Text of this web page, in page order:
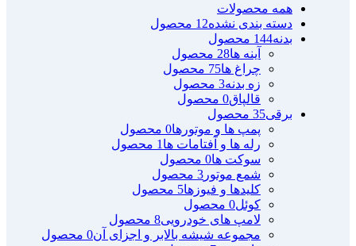
همه محصولات
دسته بندی نشده12 محصول
بدنه144 محصول
آینه ها28 محصول
چراغ ها75 محصول
زه بدنه3 محصول
قالپاق0 محصول
برقی35 محصول
پمپ ها و موتورها0 محصول
رله ها و آفتامات ها 1 محصول
سوکت ها0 محصول
شمع موتور 3 محصول
کلیدها و فیوزها5 محصول
کوئل0 محصول
لامپ های خودرویی8 محصول
مجموعه شیشه بالابر و اجزای آن0 محصول